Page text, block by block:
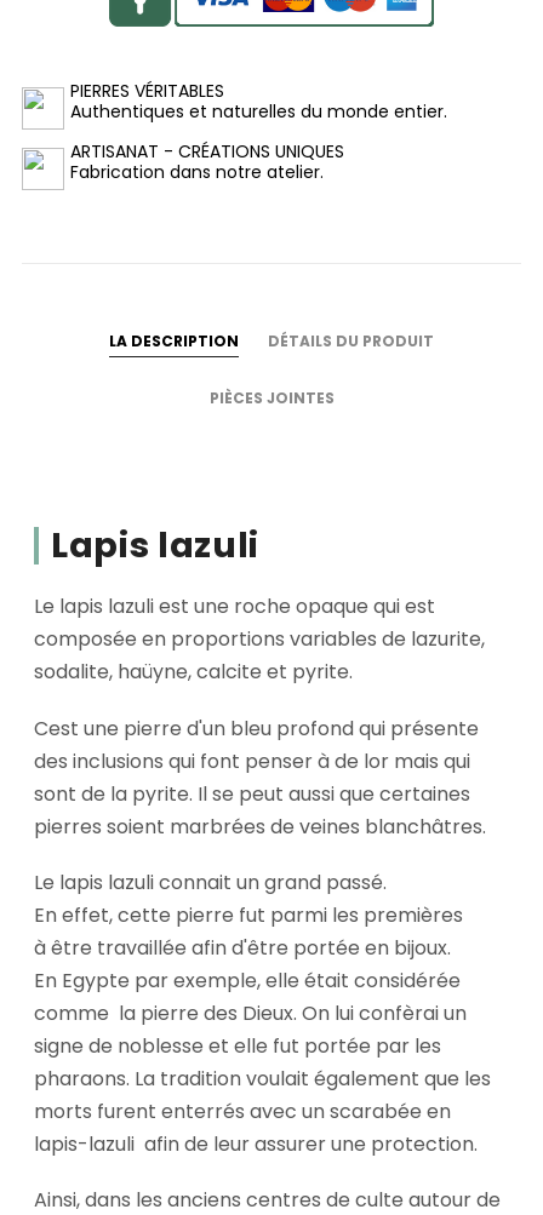
PIERRES VÉRITABLES
Authentiques et naturelles du monde entier.
ARTISANAT - CRÉATIONS UNIQUES
Fabrication dans notre atelier.
LA DESCRIPTION DÉTAILS DU PRODUIT
PIÈCES JOINTES
Lapis lazuli
Le lapis lazuli est une roche opaque qui est
composée en proportions variables de lazurite,
sodalite, haüyne, calcite et pyrite.
Cest une pierre d'un bleu profond qui présente
des inclusions qui font penser à de lor mais qui
sont de la pyrite. Il se peut aussi que certaines
pierres soient marbrées de veines blanchâtres.
Le lapis lazuli connait un grand passé.
En effet, cette pierre fut parmi les premières
à être travaillée afin d'être portée en bijoux.
En Egypte par exemple, elle était considérée
comme la pierre des Dieux. On lui confèrai un
signe de noblesse et elle fut portée par les
pharaons. La tradition voulait également que les
morts furent enterrés avec un scarabée en
lapis-lazuli afin de leur assurer une protection.
Ainsi, dans les anciens centres de culte autour de